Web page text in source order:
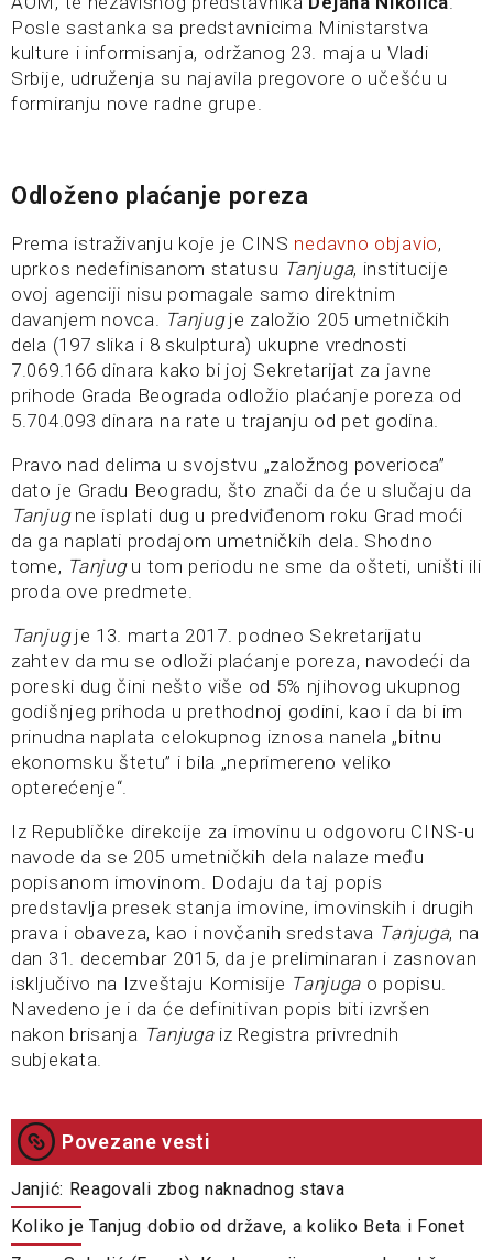
Posle sastanka sa predstavnicima Ministarstva
kulture i informisanja, održanog 23. maja u Vladi
Srbije, udruženja su najavila pregovore o učešću u
formiranju nove radne grupe.
Odloženo plaćanje poreza
Prema istraživanju koje je CINS nedavno objavio,
uprkos nedefinisanom statusu Tanjuga, institucije
ovoj agenciji nisu pomagale samo direktnim
davanjem novca.
Tanjug je založio 205 umetničkih
dela (197 slika i 8 skulptura) ukupne vrednosti
7.069.166 dinara kako bi joj Sekretarijat za javne
prihode Grada Beograda odložio plaćanje poreza od
5.704.093 dinara na rate u trajanju od pet godina.
Pravo nad delima u svojstvu „založnog poverioca”
dato je Gradu Beogradu, što znači da će u slučaju da
Tanjug ne isplati dug u predviđenom roku Grad moći
da ga naplati prodajom umetničkih dela. Shodno
tome, Tanjug u tom periodu ne sme da ošteti, uništi ili
proda ove predmete.
Tanjug je 13. marta 2017. podneo Sekretarijatu
zahtev da mu se odloži plaćanje poreza, navodeći da
poreski dug čini nešto više od 5% njihovog ukupnog
godišnjeg prihoda u prethodnoj godini, kao i da bi im
prinudna naplata celokupnog iznosa nanela „bitnu
ekonomsku štetu” i bila „neprimereno veliko
opterećenje“.
Iz Republičke direkcije za imovinu u odgovoru CINS-u
navode da se 205 umetničkih dela nalaze među
popisanom imovinom. Dodaju da taj popis
predstavlja presek stаnjа imovine, imovinskih i drugih
prаvа i obаvezа, kаo i novčаnih sredstаvа Tаnjugа, nа
dаn 31. decembаr 2015, da je preliminaran i zаsnovаn
isključivo nа Izveštаju Komisije Tаnjugа o popisu.
Navedeno je i da će definitivan popis biti izvršen
nаkon brisаnjа Tаnjugа iz Registrа privrednih
subjekаtа.
Povezane vesti
Janjić: Reagovali zbog naknadnog stava
Koliko je Tanjug dobio od države, a koliko Beta i Fonet